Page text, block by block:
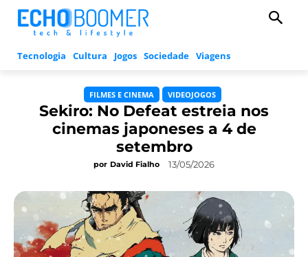
Tecnologia Cultura Jogos Sociedade Viagens
FILMES E CINEMA VIDEOJOGOS
Sekiro: No Defeat estreia nos
cinemas japoneses a 4 de
setembro
por David Fialho 13/05/2026